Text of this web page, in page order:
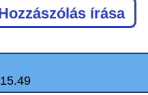
írása